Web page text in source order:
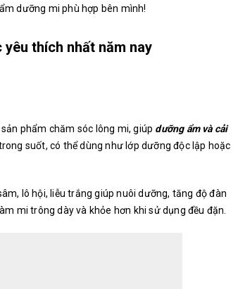
dưỡng mi phù hợp bên mình!
thích nhất năm nay
sản phẩm chăm sóc lông mi, giúp dưỡng ẩm và cải
suốt, có thể dùng như lớp dưỡng độc lập hoặc
lô hội, liễu trắng giúp nuôi dưỡng, tăng độ đàn
mi trông dày và khỏe hơn khi sử dụng đều đặn.